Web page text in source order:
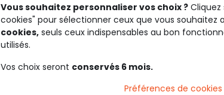
Vous souhaitez personnaliser vos choix ? Cliquez
cookies" pour sélectionner ceux que vous souhaitez
cookies, seuls ceux indispensables au bon
utilisés.
Vos choix seront conservés 6 mois.
Préférences de cookies